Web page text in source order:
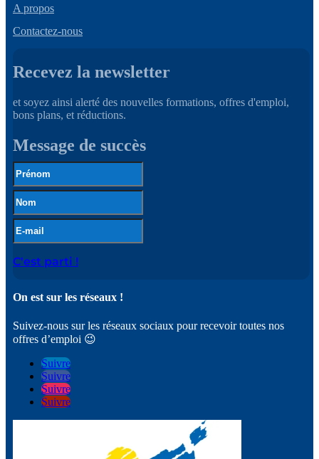
A propos
Contactez-nous
Recevez la newsletter
et soyez ainsi alerté des nouvelles formations, offres d'emploi,
bons plans, et réductions.
Message de succès
C'est parti !
On est sur les réseaux !
Suivez-nous sur les réseaux sociaux pour recevoir toutes nos
offres d’emploi 😉
Suivre
Suivre
Suivre
Suivre